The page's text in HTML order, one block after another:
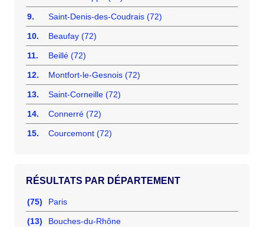
9. Saint-Denis-des-Coudrais (72)
10. Beaufay (72)
11. Beillé (72)
12. Montfort-le-Gesnois (72)
13. Saint-Corneille (72)
14. Connerré (72)
15. Courcemont (72)
RÉSULTATS PAR DÉPARTEMENT
(75) Paris
(13) Bouches-du-Rhône